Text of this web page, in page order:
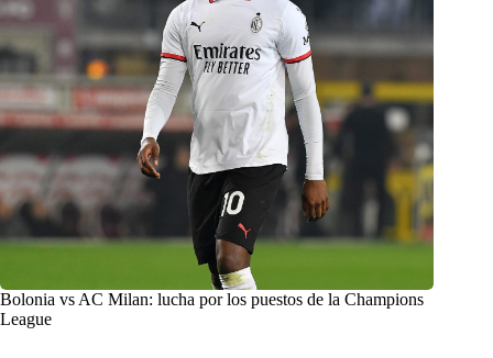
Bolonia vs AC Milan: lucha por los puestos de la Champions
League